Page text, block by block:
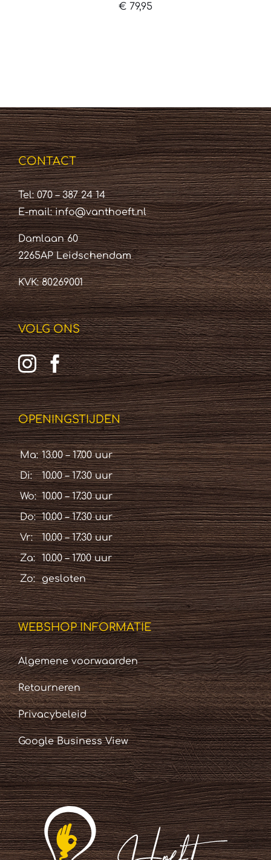
€ 79,95
CONTACT
Tel: 070 – 387 24 14
E-mail:info@vanthoeft.nl
Damlaan 60
2265AP Leidschendam
KVK: 80269001
VOLG ONS
OPENINGSTIJDEN
Ma: 13.00 – 17.00 uur
Di:
10.00 – 17.30 uur
Wo: 10.00 – 17.30 uur
Do: 10.00 – 17.30 uur
Vr:
10.00 – 17.30 uur
Za:
10.00 – 17.00 uur
Zo:
gesloten
WEBSHOP INFORMATIE
Algemene voorwaarden
Retourneren
Privacybeleid
Google Business View